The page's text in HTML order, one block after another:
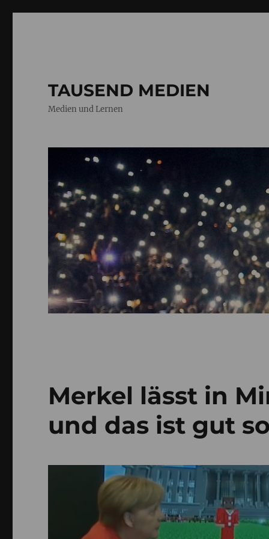
TAUSEND MEDIEN
Medien und Lernen
Merkel lässt in
und das ist gut